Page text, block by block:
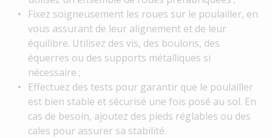
Fixez soigneusement les roues sur le poulailler, en
vous assurant de leur alignement et de leur
équilibre. Utilisez des vis, des boulons, des
équerres ou des supports métalliques si
nécessaire ;
Effectuez des tests pour garantir que le poulailler
est bien stable et sécurisé une fois posé au sol. En
cas de besoin, ajoutez des pieds réglables ou des
cales pour assurer sa stabilité.